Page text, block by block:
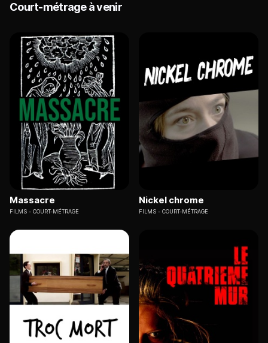
Court-métrage à venir
Massacre
FILMS COURT-MÉTRAGE
Nickel chrome
FILMS COURT-MÉTRAGE